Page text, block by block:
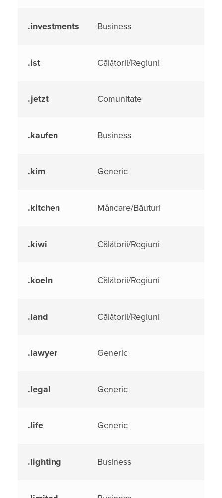
.investments Business
.ist Călătorii/Regiuni
.jetzt Comunitate
.kaufen Business
.kim Generic
.kitchen Mâncare/Băuturi
.kiwi Călătorii/Regiuni
.koeln Călătorii/Regiuni
.land Călătorii/Regiuni
.lawyer Generic
.legal Generic
.life Generic
.lighting Business